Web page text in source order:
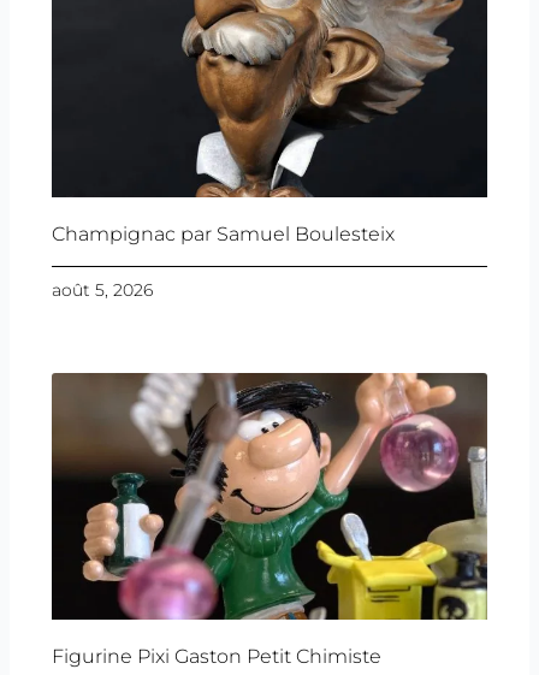
Champignac par Samuel Boulesteix
août 5, 2026
Figurine Pixi Gaston Petit Chimiste